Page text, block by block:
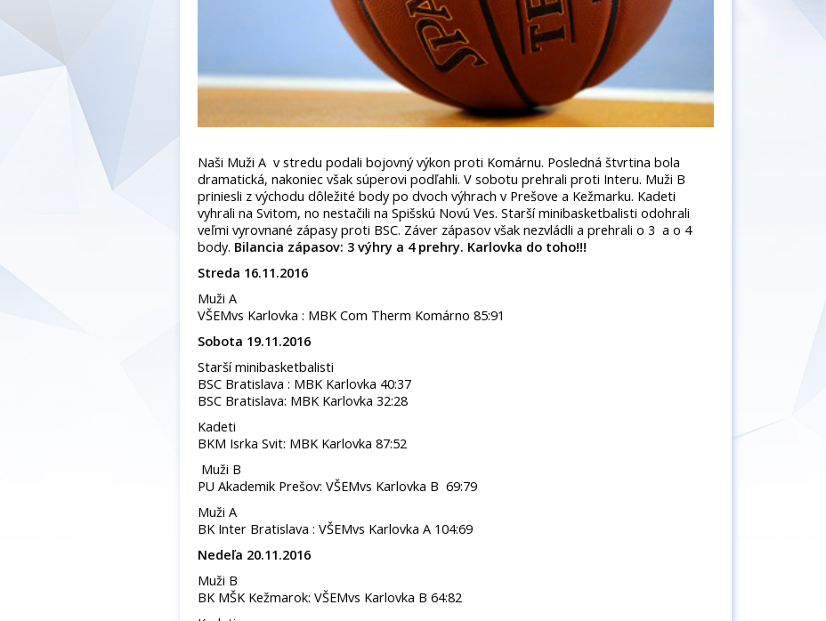
Naši Muži A v stredu podali bojovný výkon proti Komárnu. Posledná štvrtina bola
dramatická, nakoniec však súperovi podľahli. V sobotu prehrali proti Interu. Muži B
priniesli z východu dôležité body po dvoch výhrach v Prešove a Kežmarku. Kadeti
vyhrali na Svitom, no nestačili na Spišskú Novú Ves. Starší minibasketbalisti odohrali
veľmi vyrovnané zápasy proti BSC. Záver zápasov však nezvládli a prehrali o 3 a o 4
body. Bilancia zápasov: 3 výhry a 4 prehry. Karlovka do toho!!!
Streda 16.11.2016
Muži A
VŠEMvs Karlovka : MBK Com Therm Komárno 85:91
Sobota 19.11.2016
Starší minibasketbalisti
BSC Bratislava : MBK Karlovka 40:37
BSC Bratislava: MBK Karlovka 32:28
Kadeti
BKM Isrka Svit: MBK Karlovka 87:52
Muži B
PU Akademik Prešov: VŠEMvs Karlovka B 69:79
Muži A
BK Inter Bratislava : VŠEMvs Karlovka A 104:69
Nedeľa 20.11.2016
Muži B
BK MŠK Kežmarok: VŠEMvs Karlovka B 64:82